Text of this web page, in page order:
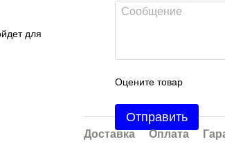
для
Оцените товар
Отправить
Доставка Оплата